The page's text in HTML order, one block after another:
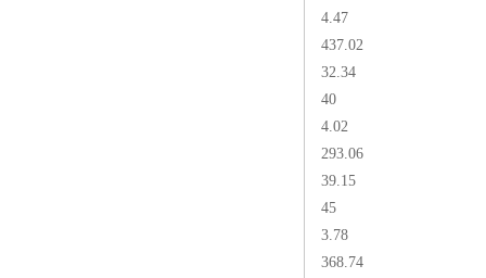
4.47
437.02
32.34
40
4.02
293.06
39.15
45
3.78
368.74